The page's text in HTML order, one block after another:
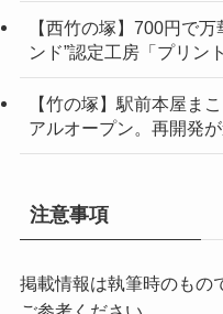
【西竹の塚】700円で
ンド”認定工房「プリン
【竹の塚】駅前本屋ま
アルオープン。再開発
注意事項
掲載情報は執筆時のもの